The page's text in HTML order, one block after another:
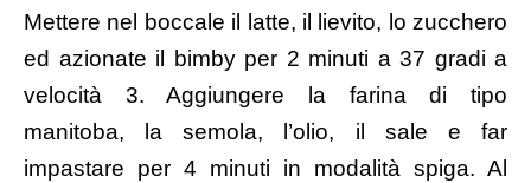
Mettere nel boccale il latte, il lievito, lo zucchero
ed azionate il bimby per 2 minuti a 37 gradi a
velocità 3. Aggiungere la farina di tipo
manitoba, la semola, l’olio, il sale e far
impastare per 4 minuti in modalità spiga. Al